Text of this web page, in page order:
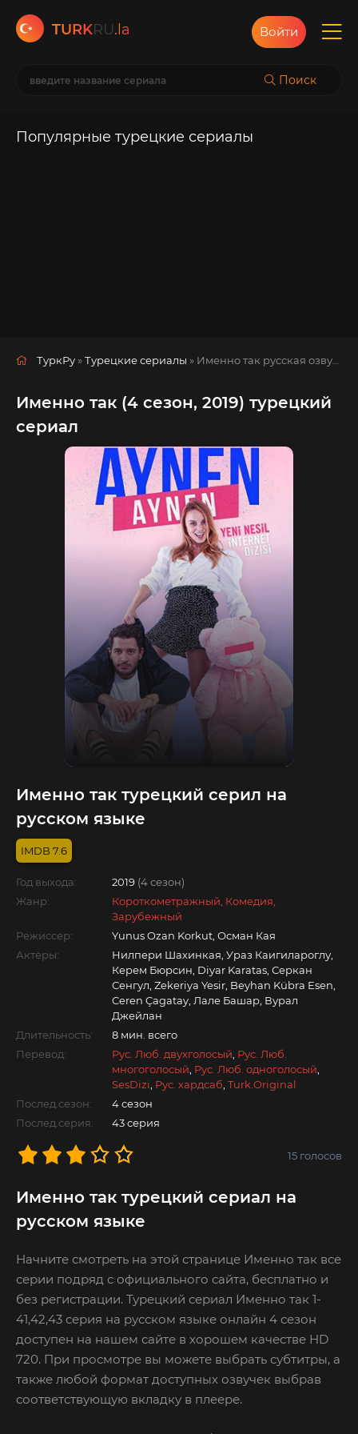
TURKRU.la
Поиск
Войти
Популярные турецкие сериалы
ТуркРу »Турецкие сериалы » Именно так русская озвучка смотреть полностью онлайн!
Именно так (4 сезон, 2019) турецкий
сериал
Именно так турецкий серил на
русском языке
7.6
Год выхода: 2019 (4 сезон)
Жанр:
Короткометражный, Комедия,
Зарубежный
Режиссер:
Yunus Ozan Korkut, Осман Кая
Актёры:
Нилпери Шахинкая, Ураз Каигилароглу,
Керем Бюрсин, Diyar Karatas, Серкан
Сенгул, Zekeriya Yesir, Beyhan Kübra Esen,
Ceren Çagatay, Лале Башар, Вурал
Джейлан
Длительность:
8 мин. всего
Перевод:
Рус. Люб. двухголосый Рус. Люб.
многоголосый Рус. Люб. одноголосый
SesDizi Рус. хардсаб Turk.Original
Послед.сезон:
4 сезон
Послед.серия:
43 серия
15 голосов
Именно так турецкий сериал на
русском языке
Начните смотреть на этой странице Именно так все
серии подряд с официального сайта, бесплатно и
без регистрации. Турецкий сериал Именно так 1-
41,42,43 серия на русском языке онлайн 4 сезон
доступен на нашем сайте в хорошем качестве HD
720. При просмотре вы можете выбрать субтитры, а
также любой формат доступных озвучек выбрав
соответствующую вкладку в плеере.